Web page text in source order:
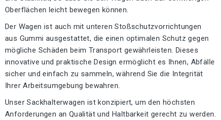
Oberflächen leicht bewegen können.
Der Wagen ist auch mit unteren Stoßschutzvorrichtungen
aus Gummi ausgestattet, die einen optimalen Schutz gegen
mögliche Schäden beim Transport gewährleisten. Dieses
innovative und praktische Design ermöglicht es Ihnen, Abfälle
sicher und einfach zu sammeln, während Sie die Integrität
Ihrer Arbeitsumgebung bewahren.
Unser Sackhalterwagen ist konzipiert, um den höchsten
Anforderungen an Qualität und Haltbarkeit gerecht zu werden.